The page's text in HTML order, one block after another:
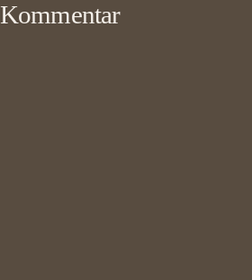
Kommentar